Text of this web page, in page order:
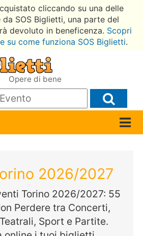
cliccando su una delle
SOS Biglietti, una parte del
devoluto in beneficenza. Scopri
su come funziona SOS Biglietti.
Opere di bene
2026/2027
Torino 2026/2027: 55
Perdere tra Concerti,
Sport e Partite.